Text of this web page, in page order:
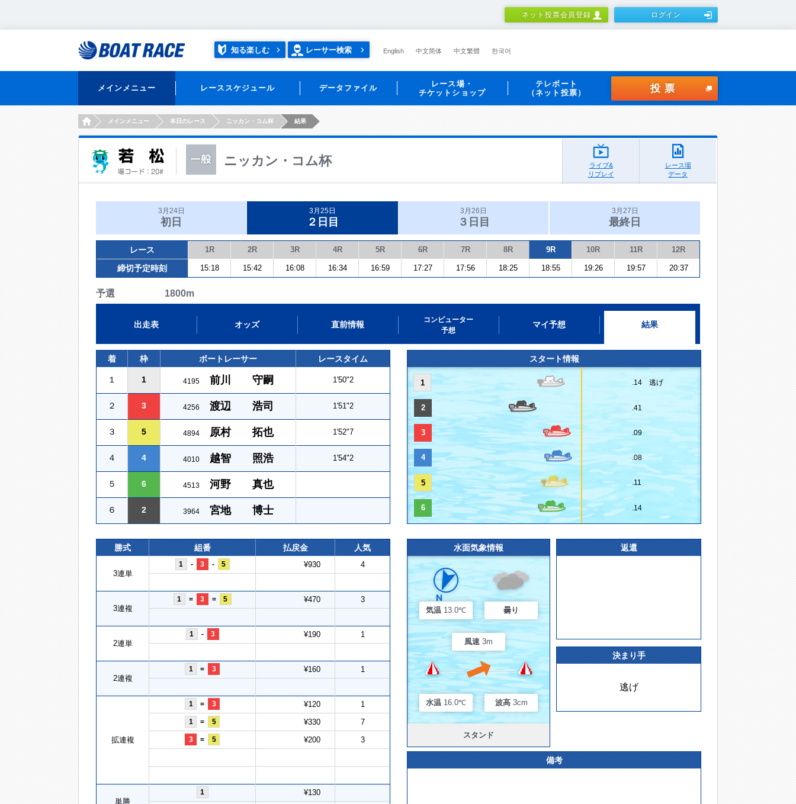
ネット投票会員登録 ログイン
知る楽しむ レーサー検索 English 中文简体 中文繁體 한국어
メインメニュー レーススケジュール データファイル
レース場・
チケットショップ
テレボート
（ネット投票）
投票
HOMEメインメニュー 本日のレース ニッカン・コム杯 結果
ニッカン・コム杯
ライブ&
リプレイ
レース場
データ
3月24日
初日
3月25日
２日目
3月26日
３日目
3月27日
最終日
レース 1R 2R 3R 4R 5R 6R 7R 8R 9R 10R 11R 12R
締切予定時刻 15:18 15:42 16:08 16:34 16:59 17:27 17:56 18:25 18:55 19:26 19:57 20:37
予選 1800m
出走表 オッズ 直前情報
コンピューター
予想
マイ予想 結果
着 枠 ボートレーサー レースタイム
１ 1 4195 前川 守嗣 1'50"2
２ 3 4256 渡辺 浩司 1'51"2
３ 5 4894 原村 拓也 1'52"7
４ 4 4010 越智 照浩 1'54"2
５ 6 4513 河野 真也
６ 2 3964 宮地 博士
スタート情報
1 .14 逃げ
2 .41
3 .09
4 .08
5 .11
6 .14
勝式 組番 払戻金 人気
3連単
1 - 3 - 5 ¥930 4
3連複
1 = 3 = 5 ¥470 3
2連単
1 - 3 ¥190 1
2連複
1 = 3 ¥160 1
拡連複
1 = 3 ¥120 1
1 = 5 ¥330 7
3 = 5 ¥200 3
単勝
1 ¥130
水面気象情報
気温 13.0℃ 曇り
風速 3m
水温 16.0℃ 波高 3cm
スタンド
返還
決まり手
逃げ
備考